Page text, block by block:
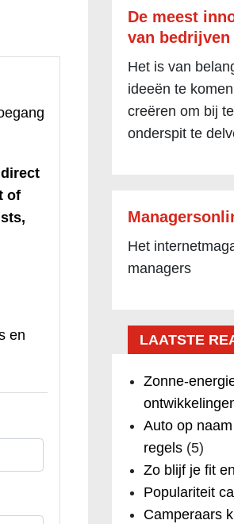
of
en
De meest
van
Het is van
ideeën te
creëren om bij
onderspit te
Het
managers
LAATSTE
Zonne-
Auto op
regels(5)
Zo blijf je fit
Populariteit
Camperaars